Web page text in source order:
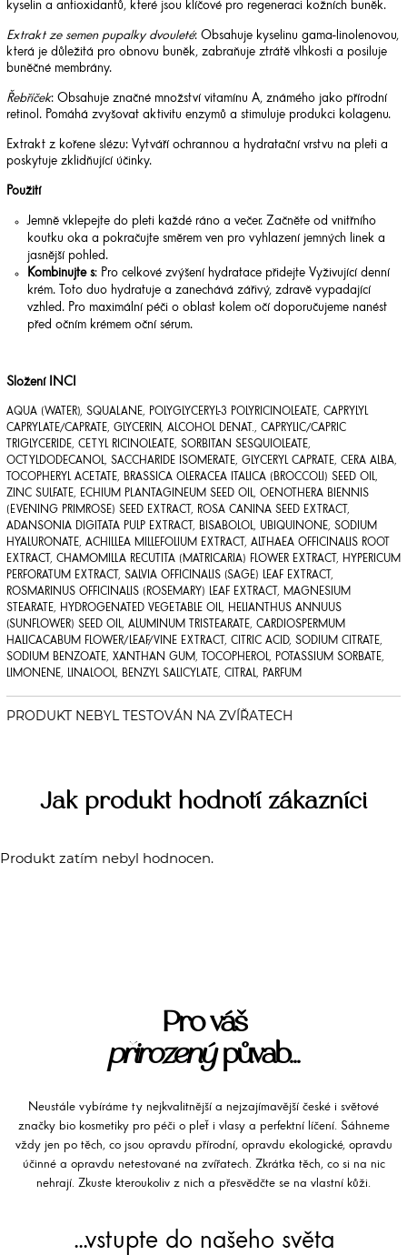
kyselin a antioxidantů, které jsou klíčové pro regeneraci kožních buněk.
Extrakt ze semen pupalky dvouleté: Obsahuje kyselinu gama-linolenovou,
která je důležitá pro obnovu buněk, zabraňuje ztrátě vlhkosti a posiluje
buněčné membrány.
Řebříček: Obsahuje značné množství vitamínu A, známého jako přírodní
retinol. Pomáhá zvyšovat aktivitu enzymů a stimuluje produkci kolagenu.
Extrakt z kořene slézu: Vytváří ochrannou a hydratační vrstvu na pleti a
poskytuje zklidňující účinky.
Použití
Jemně vklepejte do pleti každé ráno a večer. Začněte od vnitřního
koutku oka a pokračujte směrem ven pro vyhlazení jemných linek a
jasnější pohled.
Kombinujte s: Pro celkové zvýšení hydratace přidejte Vyživující denní
krém. Toto duo hydratuje a zanechává zářivý, zdravě vypadající
vzhled. Pro maximální péči o oblast kolem očí doporučujeme nanést
před očním krémem oční sérum.
Složení INCI
AQUA (WATER), SQUALANE, POLYGLYCERYL-3 POLYRICINOLEATE, CAPRYLYL
CAPRYLATE/CAPRATE, GLYCERIN, ALCOHOL DENAT., CAPRYLIC/CAPRIC
TRIGLYCERIDE, CETYL RICINOLEATE, SORBITAN SESQUIOLEATE,
OCTYLDODECANOL, SACCHARIDE ISOMERATE, GLYCERYL CAPRATE, CERA ALBA,
TOCOPHERYL ACETATE, BRASSICA OLERACEA ITALICA (BROCCOLI) SEED OIL,
ZINC SULFATE, ECHIUM PLANTAGINEUM SEED OIL, OENOTHERA BIENNIS
(EVENING PRIMROSE) SEED EXTRACT, ROSA CANINA SEED EXTRACT,
ADANSONIA DIGITATA PULP EXTRACT, BISABOLOL, UBIQUINONE, SODIUM
HYALURONATE, ACHILLEA MILLEFOLIUM EXTRACT, ALTHAEA OFFICINALIS ROOT
EXTRACT, CHAMOMILLA RECUTITA (MATRICARIA) FLOWER EXTRACT, HYPERICUM
PERFORATUM EXTRACT, SALVIA OFFICINALIS (SAGE) LEAF EXTRACT,
ROSMARINUS OFFICINALIS (ROSEMARY) LEAF EXTRACT, MAGNESIUM
STEARATE, HYDROGENATED VEGETABLE OIL, HELIANTHUS ANNUUS
(SUNFLOWER) SEED OIL, ALUMINUM TRISTEARATE, CARDIOSPERMUM
HALICACABUM FLOWER/LEAF/VINE EXTRACT, CITRIC ACID, SODIUM CITRATE,
SODIUM BENZOATE, XANTHAN GUM, TOCOPHEROL, POTASSIUM SORBATE,
LIMONENE, LINALOOL, BENZYL SALICYLATE, CITRAL, PARFUM
Jak produkt hodnotí zákazníci
Produkt zatím nebyl hodnocen.
Pro váš
přirozenýpůvab...
Neustále vybíráme ty nejkvalitnější a nejzajímavější české i světové
značky bio kosmetiky pro péči o pleť i vlasy a perfektní líčení. Sáhneme
vždy jen po těch, co jsou opravdu přírodní, opravdu ekologické, opravdu
účinné a opravdu netestované na zvířatech. Zkrátka těch, co si na nic
nehrají. Zkuste kteroukoliv z nich a přesvědčte se na vlastní kůži.
...vstupte do našeho světa